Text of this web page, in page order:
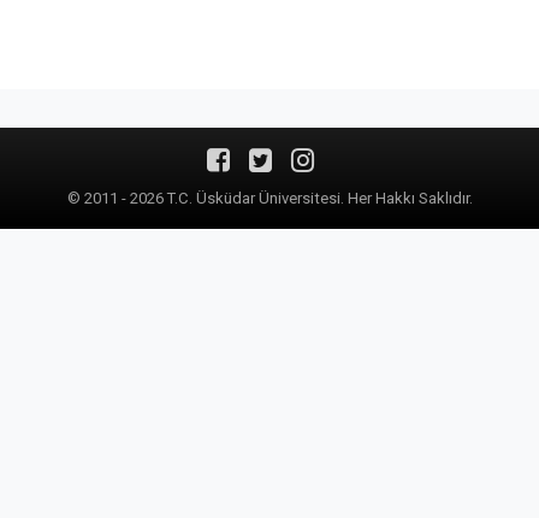
© 2011 - 2026 T.C. Üsküdar Üniversitesi. Her Hakkı Saklıdır.